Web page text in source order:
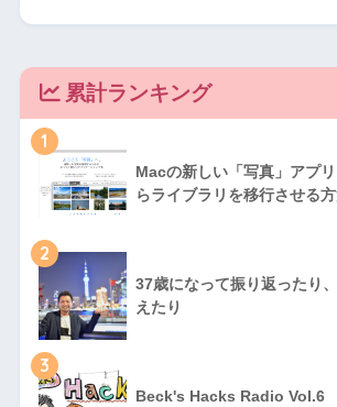
累計ランキング
1
Macの新しい「写真」アプ
らライブラリを移行させる
2
37歳になって振り返ったり
えたり
3
Beck's Hacks Radio Vol.6